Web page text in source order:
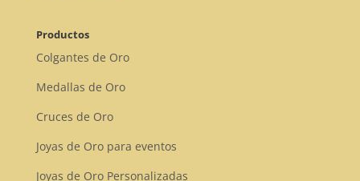
Productos
Colgantes de Oro
Medallas de Oro
Cruces de Oro
Joyas de Oro para eventos
Joyas de Oro Personalizadas